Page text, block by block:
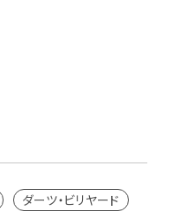
ダーツ・ビリヤード